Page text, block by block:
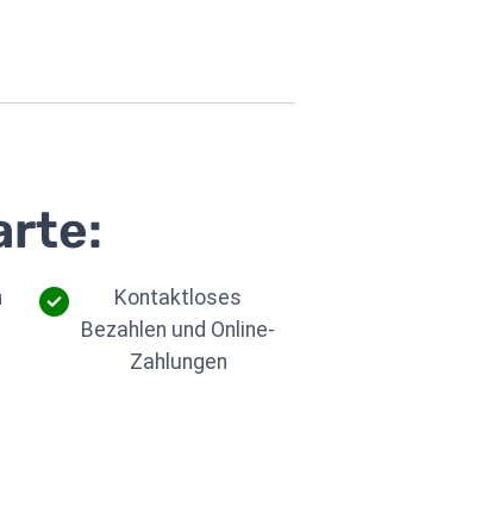
Kontaktloses
Bezahlen und Online-
Zahlungen